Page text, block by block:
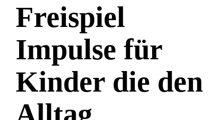
Freispiel
Impulse für
Kinder die den